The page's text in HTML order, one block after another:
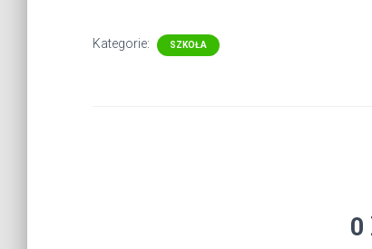
Kategorie: SZKOŁA